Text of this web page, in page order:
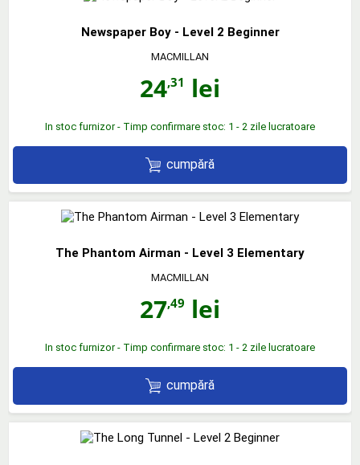
Newspaper Boy - Level 2 Beginner
MACMILLAN
24,31 lei
In stoc furnizor - Timp confirmare stoc: 1 - 2 zile lucratoare
cumpără
The Phantom Airman - Level 3 Elementary
MACMILLAN
27,49 lei
In stoc furnizor - Timp confirmare stoc: 1 - 2 zile lucratoare
cumpără